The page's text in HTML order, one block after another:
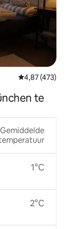
Gemiddelde
4,87 (473)
te
Gemiddelde
1°C
2°C